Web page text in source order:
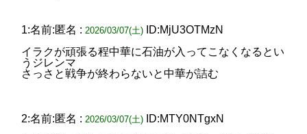
1:名前:匿名 : 2026/03/07(土)
ID:MjU3OTMzN
イラクが頑張る程中華に石油が入ってこなくなるとい
うジレンマ
さっさと戦争が終わらないと中華が詰む
2:名前:匿名 : 2026/03/07(土)
ID:MTY0NTgxN